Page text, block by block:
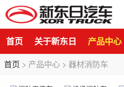
首页 关于新东日 产品中心
首页 > 产品中心 > 器材消防车